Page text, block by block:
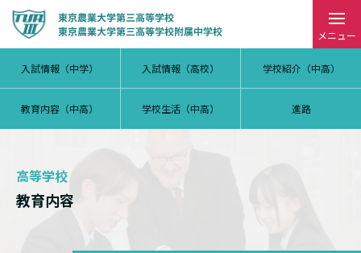
入試情報（中学） 入試情報（高校） 学校紹介（中高）
教育内容（中高） 学校生活（中高） 進路
メニュー
高等学校
教育内容